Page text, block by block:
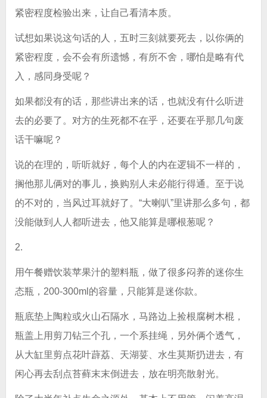
紧密程度检验出来，让自己看清本质。
试想如果说这句话的人，五时三刻就要死去，以你俩的
紧密程度，会不会有所遗憾，有所不舍，哪怕是略有代
入，感同身受呢？
如果都没有的话，那些讲出来的话，也就没有什么听进
去的必要了。对方的生死都不在乎，还要在乎那几句废
话干嘛呢？
说的在理的，听听就好，每个人的内在逻辑不一样的，
搁他那儿俩对的事儿，换购别人未必能行得通。至于说
的不对的，当风过耳就好了。“大喇叭”里讲那么多句，都
没能做到人人都听进去，他又能算是哪根葱呢？
2.
用午餐赠饮装苹果汁的塑料瓶，做了很多闷养的迷你生
态瓶，200-300ml的容量，只能算是迷你款。
瓶底垫上陶粒或火山石隔水，马路边上捡根腐树木棍，
瓶盖上用剪刀钻三个孔，一个系挂绳，另外俩个透气，
从大缸里剪点花叶薜荔、天湖荽、水生莫斯扔进去，有
闲心再去刮点苔藓末末倒进去，放在明亮散射光。